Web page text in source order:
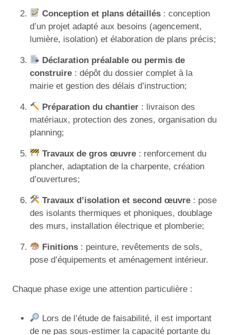
Conception et plans détaillés : conception
d’un projet adapté aux besoins (agencement,
lumière, isolation) et élaboration de plans précis;
Déclaration préalable ou permis de
construire : dépôt du dossier complet à la
mairie et gestion des délais d’instruction;
Préparation du chantier : livraison des
matériaux, protection des zones, organisation du
planning;
Travaux de gros œuvre : renforcement du
plancher, adaptation de la charpente, création
d’ouvertures;
Travaux d’isolation et second œuvre : pose
des isolants thermiques et phoniques, doublage
des murs, installation électrique et plomberie;
Finitions : peinture, revêtements de sols,
pose d’équipements et aménagement intérieur.
Chaque phase exige une attention particulière :
Lors de l’étude de faisabilité, il est important
de ne pas sous-estimer la capacité portante du